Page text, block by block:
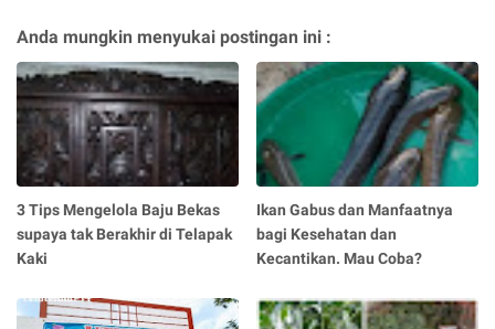
Anda mungkin menyukai postingan ini :
3 Tips Mengelola Baju Bekas
supaya tak Berakhir di Telapak
Kaki
Ikan Gabus dan Manfaatnya
bagi Kesehatan dan
Kecantikan. Mau Coba?